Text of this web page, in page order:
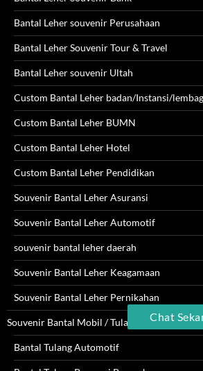
Bantal Leher souvenir Perusahaan
Bantal Leher Souvenir Tour & Travel
Bantal Leher souvenir Ultah
Custom Bantal Leher badan/Instansi/
Custom Bantal Leher BUMN
Custom Bantal Leher Hotel
Custom Bantal Leher Pendidikan
Souvenir Bantal Leher Asuransi
Souvenir Bantal Leher Automotif
souvenir bantal leher daerah
Souvenir Bantal Leher Keagamaan
Souvenir Bantal Leher Pernikahan
Souvenir Bantal Mobil / Tulang
Bantal Tulang Automotif
Chat